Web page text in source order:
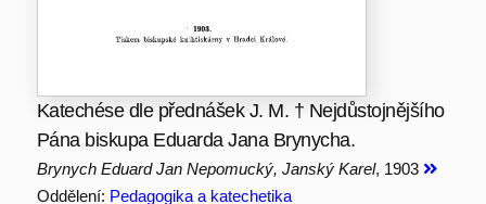
Katechése dle přednášek J. M. † Nejdůstojnějšího
Pána biskupa Eduarda Jana Brynycha.
Brynych Eduard Jan Nepomucký, Janský Karel, 1903
Oddělení: Pedagogika a katechetika